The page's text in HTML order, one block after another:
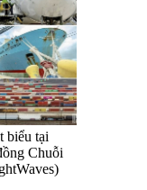
biểu tại
Chuỗi